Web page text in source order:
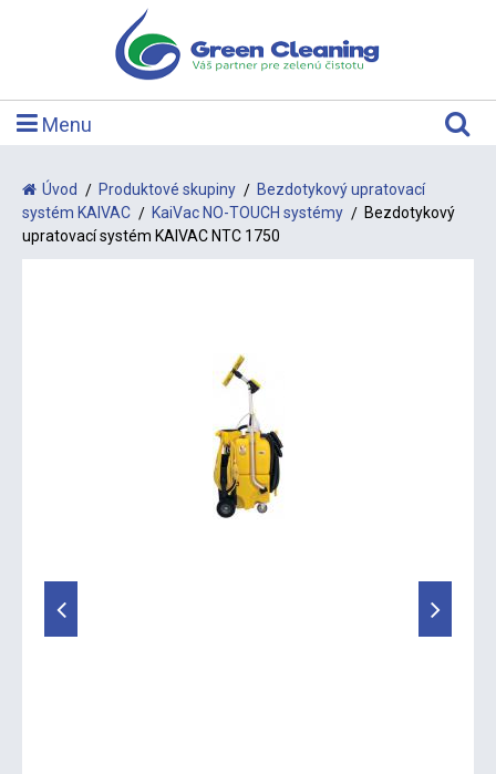
Menu
Úvod Produktové skupiny
Bezdotykový upratovací
systém KAIVAC
KaiVac NO-TOUCH systémy
Bezdotykový
upratovací systém KAIVAC NTC 1750